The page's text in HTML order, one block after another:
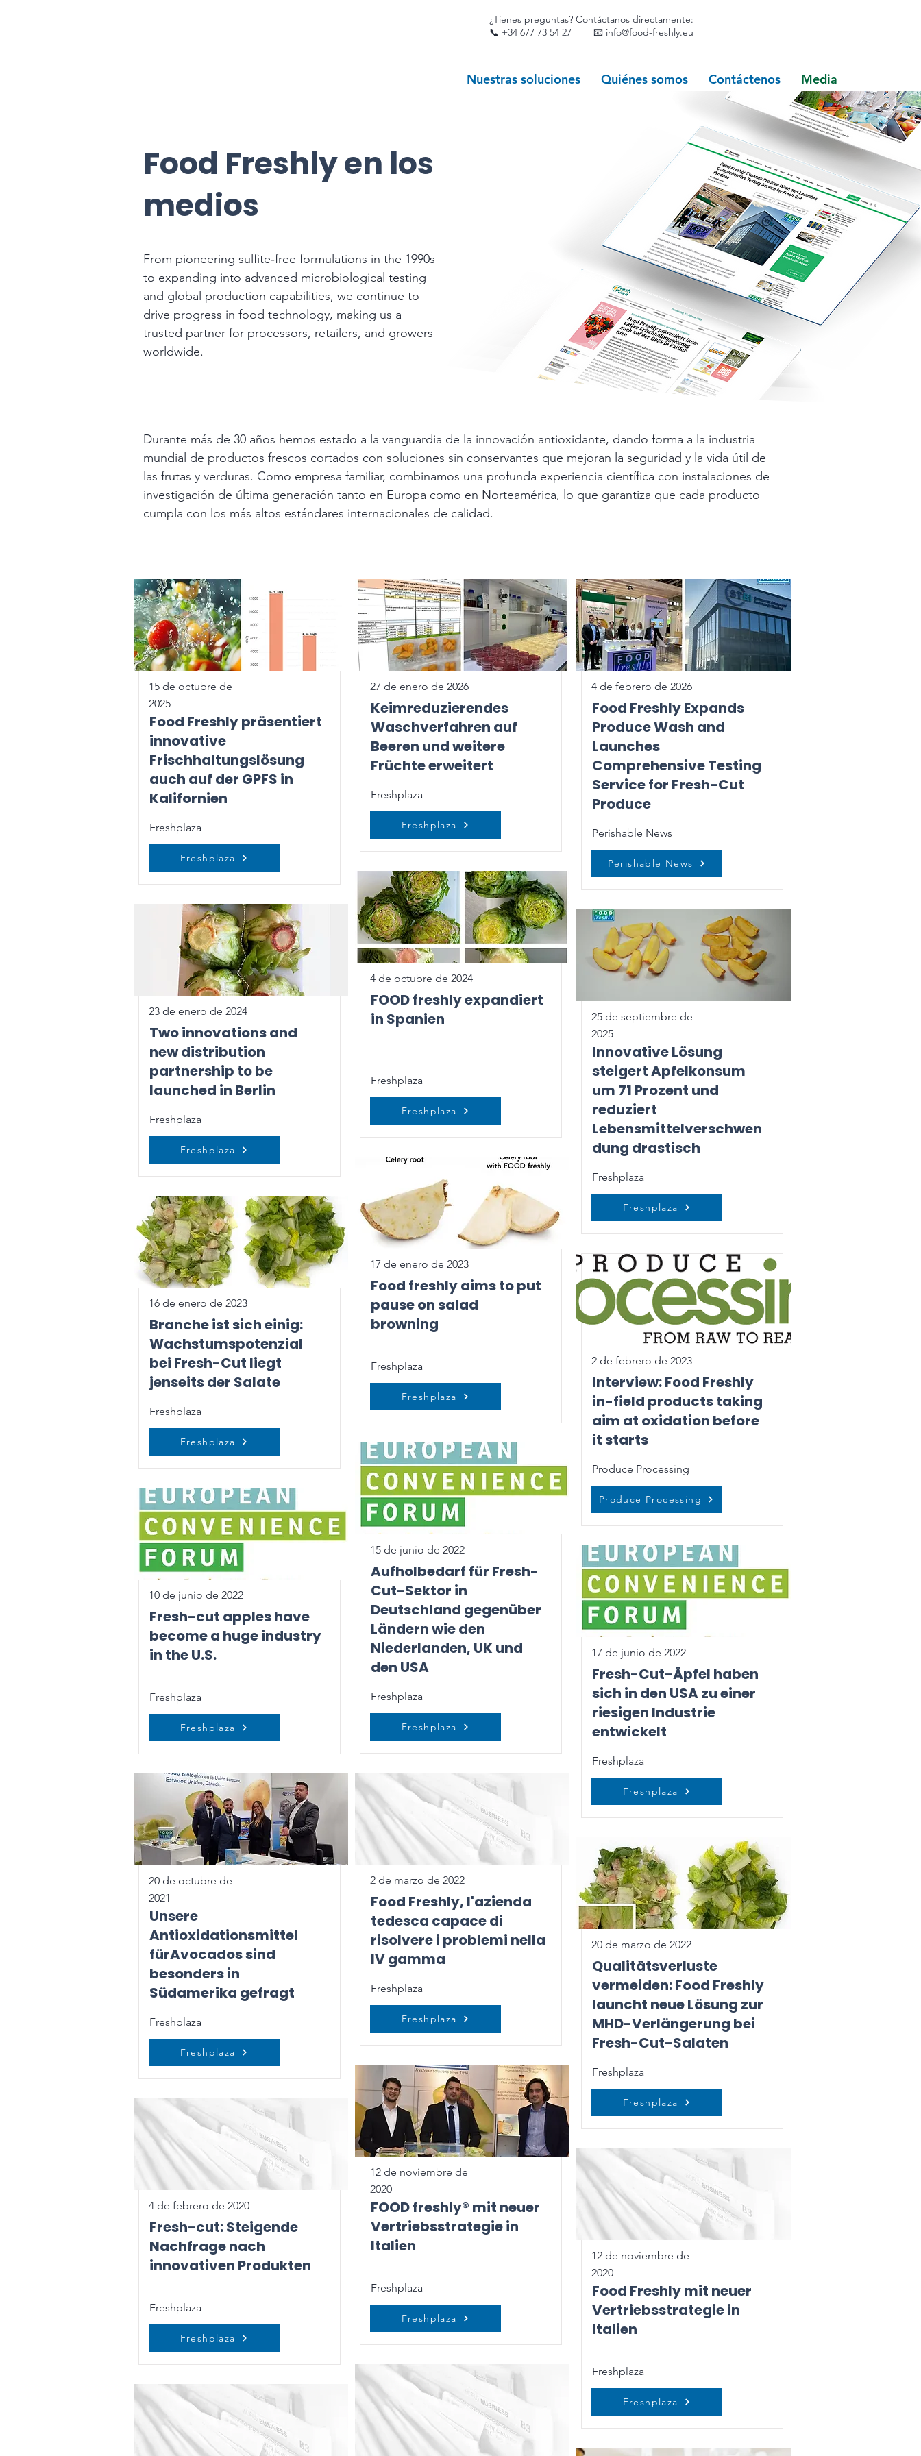
¿Tienes preguntas? Contáctanos directamente:
📞 +34 677 73 54 27 📧 info@food-freshly.eu
Nuestras soluciones Quiénes somos Contáctenos Media
Food Freshly en los
medios
From pioneering sulfite‑free formulations in the 1990s
to expanding into advanced microbiological testing
and global production capabilities, we continue to
drive progress in food technology, making us a
trusted partner for processors, retailers, and growers
worldwide.
Durante más de 30 años hemos estado a la vanguardia de la innovación antioxidante, dando forma a la industria
mundial de productos frescos cortados con soluciones sin conservantes que mejoran la seguridad y la vida útil de
las frutas y verduras. Como empresa familiar, combinamos una profunda experiencia científica con instalaciones de
investigación de última generación tanto en Europa como en Norteamérica, lo que garantiza que cada producto
cumpla con los más altos estándares internacionales de calidad.
4 de febrero de 2026
Food Freshly Expands
Produce Wash and
Launches
Comprehensive Testing
Service for Fresh-Cut
Produce
Perishable News
Perishable News
25 de septiembre de
2025
Innovative Lösung
steigert Apfelkonsum
um 71 Prozent und
reduziert
Lebensmittelverschwen
dung drastisch
Freshplaza
Freshplaza
2 de febrero de 2023
Interview: Food Freshly
in-field products taking
aim at oxidation before
it starts
Produce Processing
Produce Processing
17 de junio de 2022
Fresh-Cut-Äpfel haben
sich in den USA zu einer
riesigen Industrie
entwickelt
Freshplaza
Freshplaza
20 de marzo de 2022
Qualitätsverluste
vermeiden: Food Freshly
launcht neue Lösung zur
MHD-Verlängerung bei
Fresh-Cut-Salaten
Freshplaza
Freshplaza
12 de noviembre de
2020
Food Freshly mit neuer
Vertriebsstrategie in
Italien
Freshplaza
Freshplaza
27 de enero de 2026
Keimreduzierendes
Waschverfahren auf
Beeren und weitere
Früchte erweitert
Freshplaza
Freshplaza
4 de octubre de 2024
FOOD freshly expandiert
in Spanien
Freshplaza
Freshplaza
17 de enero de 2023
Food freshly aims to put
pause on salad
browning
Freshplaza
Freshplaza
15 de junio de 2022
Aufholbedarf für Fresh-
Cut-Sektor in
Deutschland gegenüber
Ländern wie den
Niederlanden, UK und
den USA
Freshplaza
Freshplaza
2 de marzo de 2022
Food Freshly, l'azienda
tedesca capace di
risolvere i problemi nella
IV gamma
Freshplaza
Freshplaza
12 de noviembre de
2020
FOOD freshly® mit neuer
Vertriebsstrategie in
Italien
Freshplaza
Freshplaza
15 de octubre de
2025
Food Freshly präsentiert
innovative
Frischhaltungslösung
auch auf der GPFS in
Kalifornien
Freshplaza
Freshplaza
23 de enero de 2024
Two innovations and
new distribution
partnership to be
launched in Berlin
Freshplaza
Freshplaza
16 de enero de 2023
Branche ist sich einig:
Wachstumspotenzial
bei Fresh-Cut liegt
jenseits der Salate
Freshplaza
Freshplaza
10 de junio de 2022
Fresh-cut apples have
become a huge industry
in the U.S.
Freshplaza
Freshplaza
20 de octubre de
2021
Unsere
Antioxidationsmittel
fürAvocados sind
besonders in
Südamerika gefragt
Freshplaza
Freshplaza
4 de febrero de 2020
Fresh-cut: Steigende
Nachfrage nach
innovativen Produkten
Freshplaza
Freshplaza